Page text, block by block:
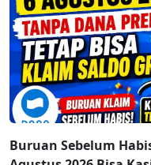
Buruan Sebelum